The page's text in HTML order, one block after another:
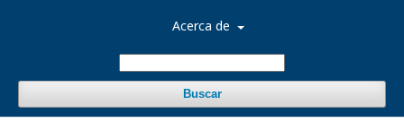
Acerca de
Buscar